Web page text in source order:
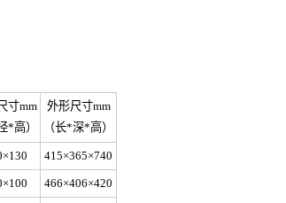
寸mm
*高）
外形尺寸mm
（长*深*高）
415×365×740
466×406×420